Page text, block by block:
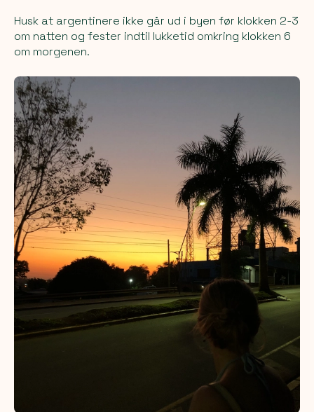
Husk at argentinere ikke går ud i byen før klokken 2-3
om natten og fester indtil lukketid omkring klokken 6
om morgenen.